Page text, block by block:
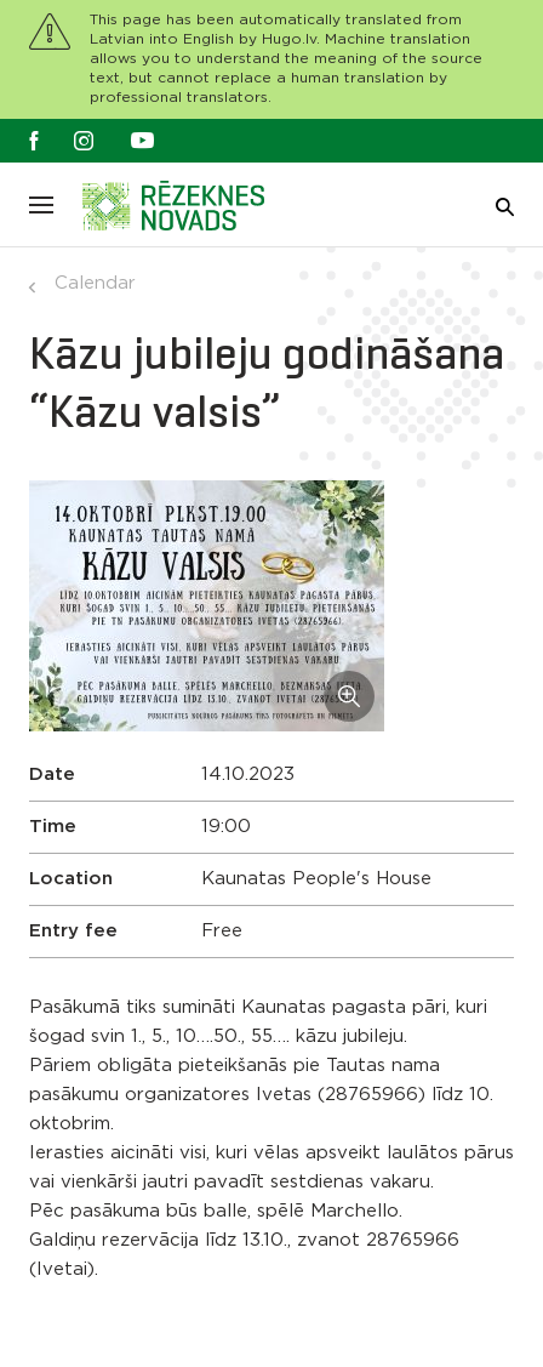
This page has been automatically translated from
Latvian into English by Hugo.lv. Machine translation
allows you to understand the meaning of the source
text, but cannot replace a human translation by
professional translators.
Calendar
Kāzu jubileju godināšana
“Kāzu valsis”
Date 14.10.2023
Time 19:00
Location Kaunatas People's House
Entry fee Free
Pasākumā tiks sumināti Kaunatas pagasta pāri, kuri
šogad svin 1., 5., 10….50., 55…. kāzu jubileju.
Pāriem obligāta pieteikšanās pie Tautas nama
pasākumu organizatores Ivetas (28765966) līdz 10.
oktobrim.
Ierasties aicināti visi, kuri vēlas apsveikt laulātos pārus
vai vienkārši jautri pavadīt sestdienas vakaru.
Pēc pasākuma būs balle, spēlē Marchello.
Galdiņu rezervācija līdz 13.10., zvanot 28765966
(Ivetai).